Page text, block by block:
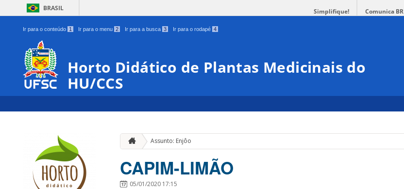
BRASIL Simplifique! Comunica BR
Ir para o conteúdo 1 Ir para o menu 2 Ir para a busca 3 Ir para o rodapé 4
Horto Didático de Plantas Medicinais do
HU/CCS
Assunto: Enjôo
CAPIM-LIMÃO
05/01/2020 17:15